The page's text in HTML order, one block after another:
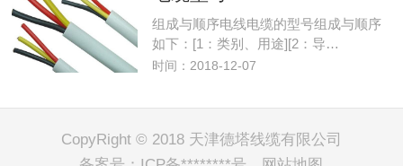
组成与顺序电线电缆的型号组成与顺序
如下：[1：类别、用途][2：导…
时间：2018-12-07
CopyRight © 2018 天津德塔线缆有限公司